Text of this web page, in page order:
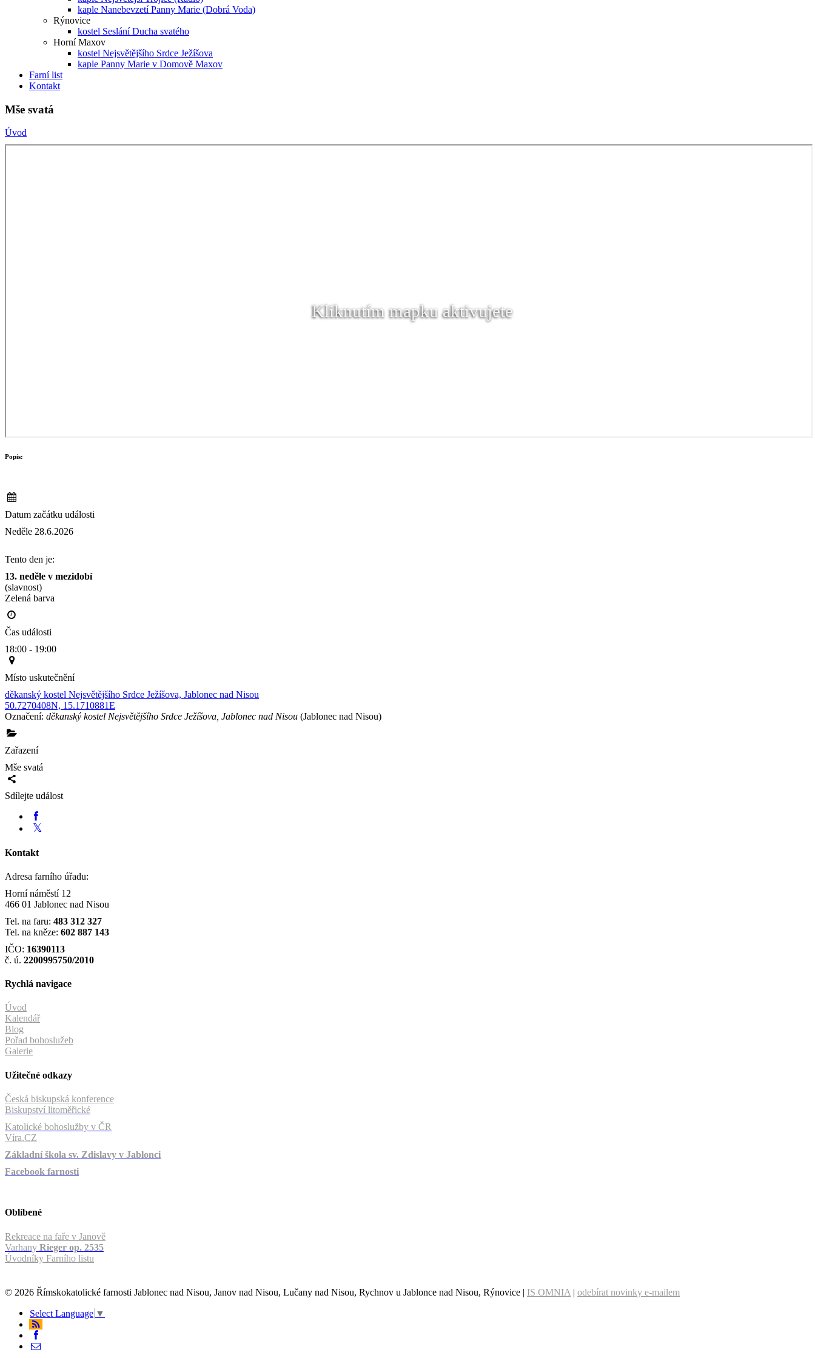
kaple Nanebevzetí Panny Marie (Dobrá Voda)
Rýnovice
kostel Seslání Ducha svatého
Horní Maxov
kostel Nejsvětějšího Srdce Ježíšova
kaple Panny Marie v Domově Maxov
Farní list
Kontakt
Mše svatá
Úvod
Kliknutím mapku aktivujete
Popis:
Datum začátku události
Neděle 28.6.2026
Tento den je:
13. neděle v mezidobí
(slavnost)
Zelená barva
Čas události
18:00 - 19:00
Místo uskutečnění
děkanský kostel Nejsvětějšího Srdce Ježíšova, Jablonec nad Nisou
50.7270408N, 15.1710881E
Označení: děkanský kostel Nejsvětějšího Srdce Ježíšova, Jablonec nad Nisou (Jablonec nad Nisou)
Zařazení
Mše svatá
Sdílejte událost
Kontakt
Adresa farního úřadu:
Horní náměstí 12
466 01 Jablonec nad Nisou
Tel. na faru: 483 312 327
Tel. na kněze: 602 887 143
IČO: 16390113
č. ú. 2200995750/2010
Rychlá navigace
Úvod
Kalendář
Blog
Pořad bohoslužeb
Galerie
Užitečné odkazy
Česká biskupská konference
Biskupství litoměřické
Katolické bohoslužby v ČR
Víra.CZ
Základní škola sv. Zdislavy v Jablonci
Facebook farnosti
Oblíbené
Rekreace na faře v Janově
Varhany Rieger op. 2535
Úvodníky Farního listu
© 2026 Římskokatolické farnosti Jablonec nad Nisou, Janov nad Nisou, Lučany nad Nisou, Rychnov u Jablonce nad Nisou, Rýnovice | IS OMNIA | odebírat novinky e-mailem
Select Language ▼